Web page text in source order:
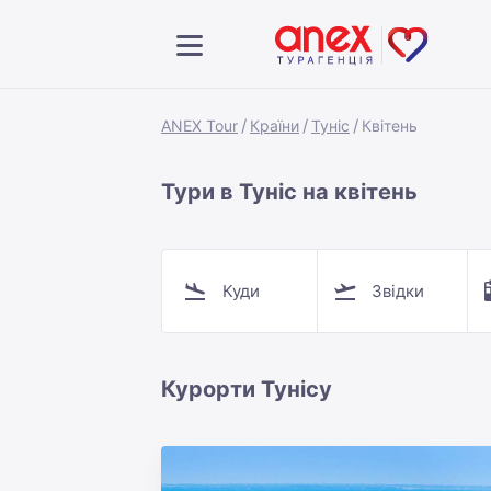
ANEX Tour Країни Туніс Квітень
Тури в Туніс на квітень
Куди Звідки
Курорти Тунісу